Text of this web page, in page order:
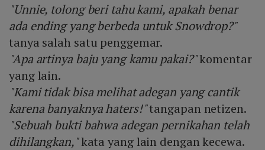
"Unnie, tolong beri tahu kami, apakah benar
ada ending yang berbeda untuk Snowdrop?"
tanya salah satu penggemar.
"Apa artinya baju yang kamu pakai?"komentar
yang lain.
"Kami tidak bisa melihat adegan yang cantik
karena banyaknya haters!"tangapan netizen.
"Sebuah bukti bahwa adegan pernikahan telah
dihilangkan,"kata yang lain dengan kecewa.